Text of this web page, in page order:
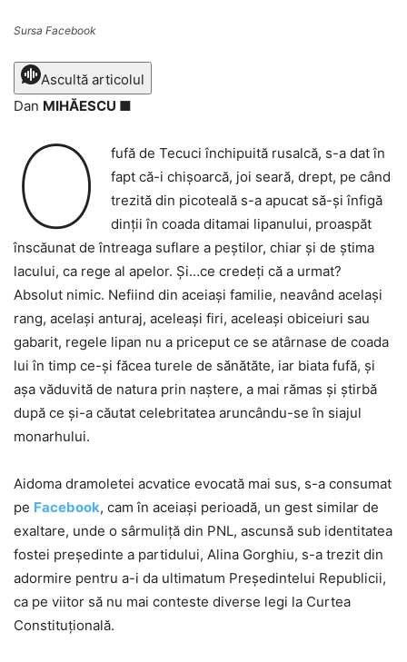
Sursa Facebook
Ascultă articolul
Dan MIHĂESCU ■
O
fufă de Tecuci închipuită rusalcă, s-a dat în
fapt că-i chișoarcă, joi seară, drept, pe când
trezită din picoteală s-a apucat să-și înfigă
dinții în coada ditamai lipanului, proaspăt
înscăunat de întreaga suflare a peștilor, chiar și de știma
lacului, ca rege al apelor. Și…ce credeți că a urmat?
Absolut nimic. Nefiind din aceiași familie, neavând același
rang, același anturaj, aceleași firi, aceleași obiceiuri sau
gabarit, regele lipan nu a priceput ce se atârnase de coada
lui în timp ce-și făcea turele de sănătăte, iar biata fufă, și
așa văduvită de natura prin naștere, a mai rămas și știrbă
după ce și-a căutat celebritatea aruncându-se în siajul
monarhului.
Aidoma dramoletei acvatice evocată mai sus, s-a consumat
pe Facebook, cam în aceiași perioadă, un gest similar de
exaltare, unde o sârmuliță din PNL, ascunsă sub identitatea
fostei președinte a partidului, Alina Gorghiu, s-a trezit din
adormire pentru a-i da ultimatum Președintelui Republicii,
ca pe viitor să nu mai conteste diverse legi la Curtea
Constituțională.